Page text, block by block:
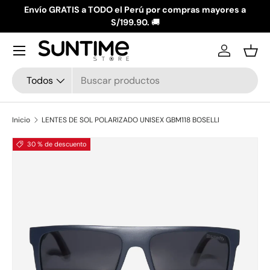
Envío GRATIS a TODO el Perú por compras mayores a
S/199.90. 🚚
Buscar
Tipo de producto
Todos
Iniciar
Menú
Inicio LENTES DE SOL POLARIZADO UNISEX GBM118 BOSELLI
La imagen 1 ya está disponible en la vista de galería
30 % de descuento